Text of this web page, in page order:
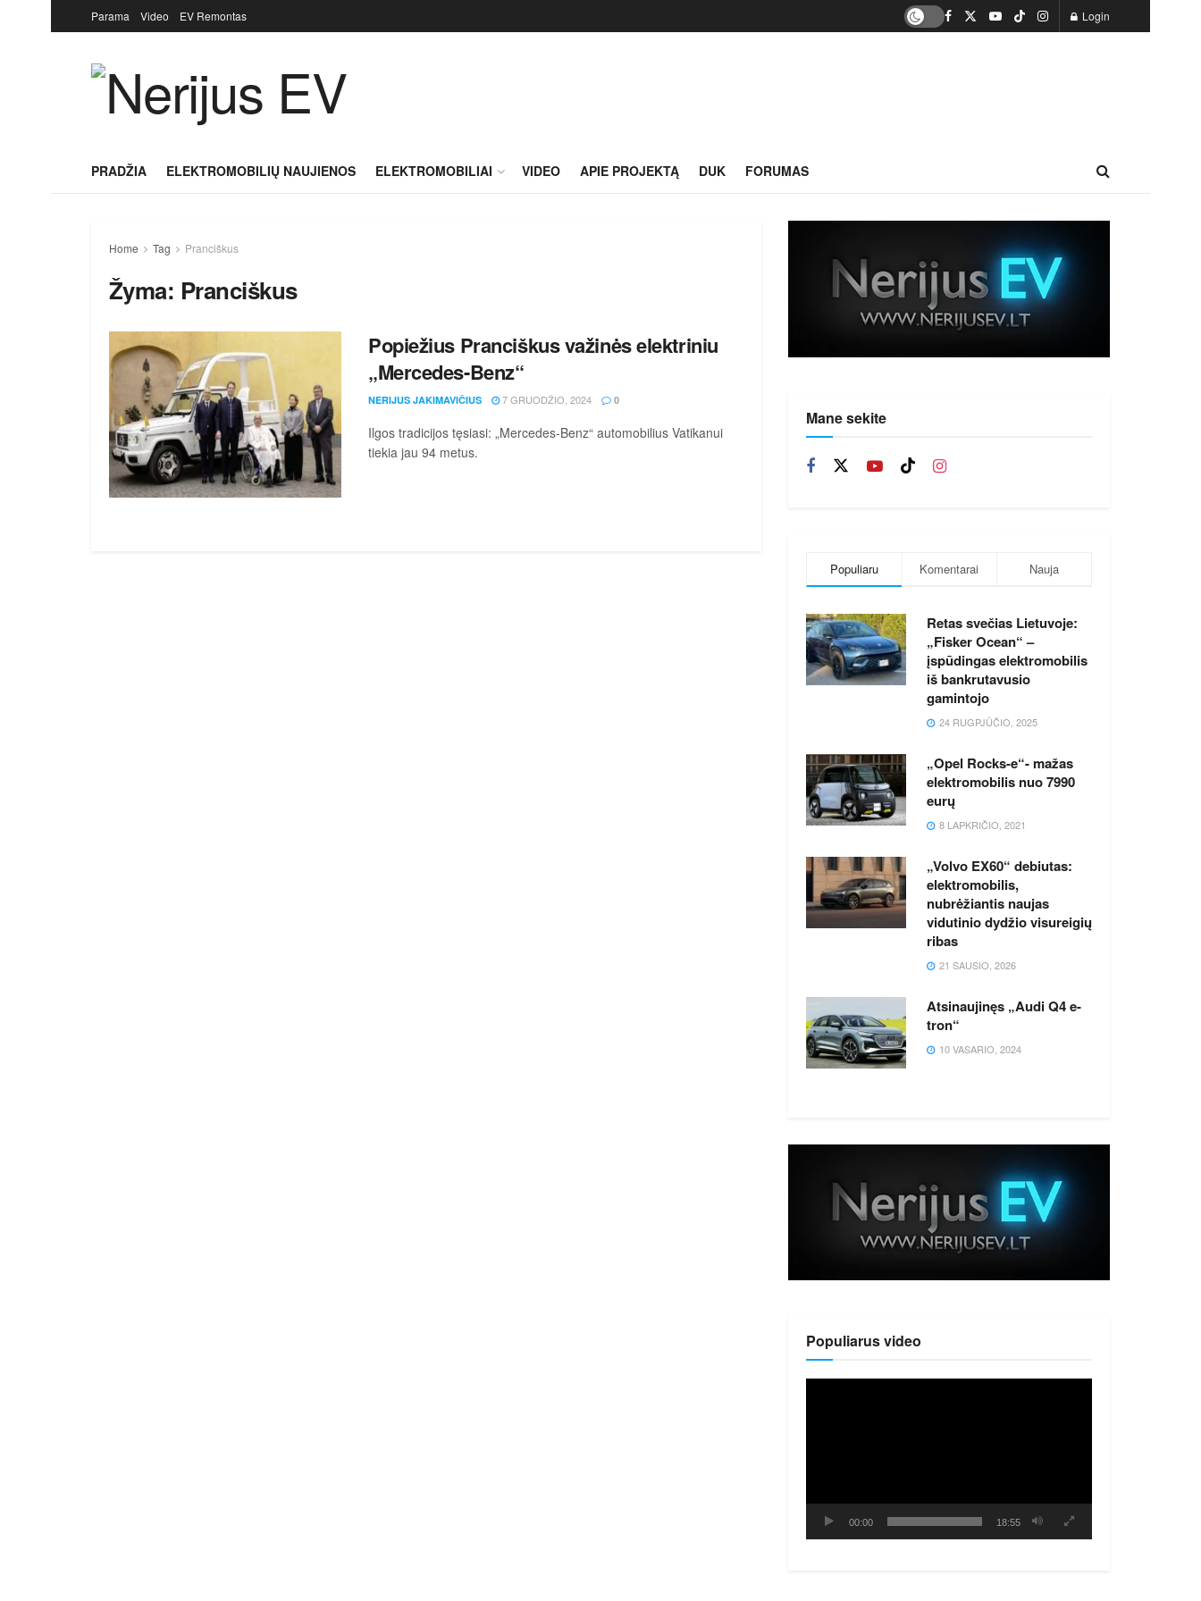
Parama Video EV Remontas Login
PRADŽIA ELEKTROMOBILIŲ NAUJIENOS ELEKTROMOBILIAI VIDEO APIE PROJEKTĄ DUK FORUMAS
Home Tag Pranciškus
Žyma: Pranciškus
Popiežius Pranciškus važinės elektriniu
„Mercedes-Benz“
NERIJUS JAKIMAVIČIUS 7 GRUODŽIO, 2024 0
Ilgos tradicijos tęsiasi: „Mercedes-Benz“ automobilius Vatikanui
tiekia jau 94 metus.
Mane sekite
Populiaru Komentarai Nauja
Retas svečias Lietuvoje:
„Fisker Ocean“ –
įspūdingas elektromobilis
iš bankrutavusio
gamintojo
24 RUGPJŪČIO, 2025
„Opel Rocks-e“- mažas
elektromobilis nuo 7990
eurų
8 LAPKRIČIO, 2021
„Volvo EX60“ debiutas:
elektromobilis,
nubrėžiantis naujas
vidutinio dydžio visureigių
ribas
21 SAUSIO, 2026
Atsinaujinęs „Audi Q4 e-
tron“
10 VASARIO, 2024
Populiarus video
00:00 18:55